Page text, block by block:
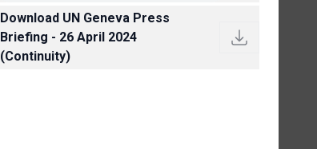
Download UN Geneva Press
Briefing - 26 April 2024
(Continuity)